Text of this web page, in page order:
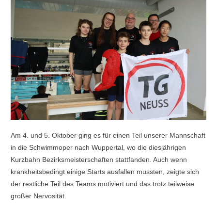
Am 4. und 5. Oktober ging es für einen Teil unserer Mannschaft
in die Schwimmoper nach Wuppertal, wo die diesjährigen
Kurzbahn Bezirksmeisterschaften stattfanden. Auch wenn
krankheitsbedingt einige Starts ausfallen mussten, zeigte sich
der restliche Teil des Teams motiviert und das trotz teilweise
großer Nervosität.